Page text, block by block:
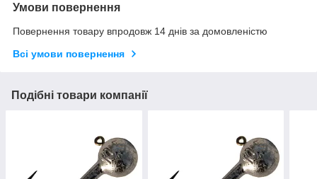
Умови повернення
Повернення товару впродовж 14 днів за домовленістю
Всі умови повернення
Подібні товари компанії